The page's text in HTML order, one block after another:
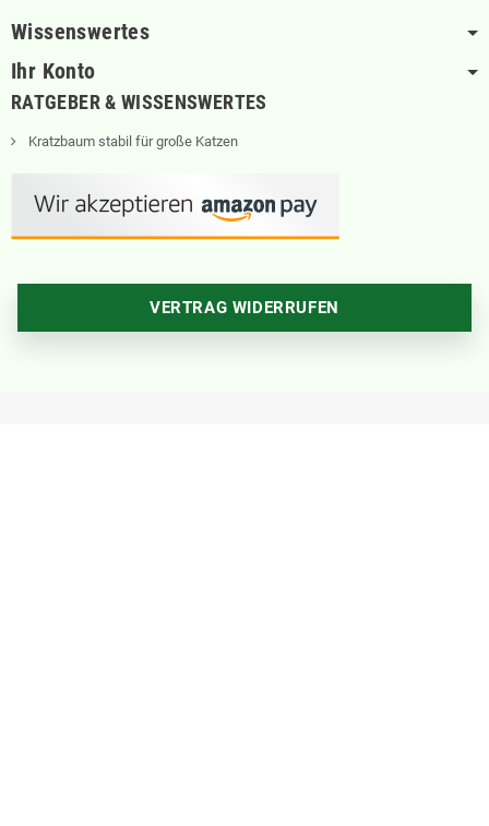
Wissenswertes
Ihr Konto
RATGEBER & WISSENSWERTES
Kratzbaum stabil für große Katzen
VERTRAG WIDERRUFEN